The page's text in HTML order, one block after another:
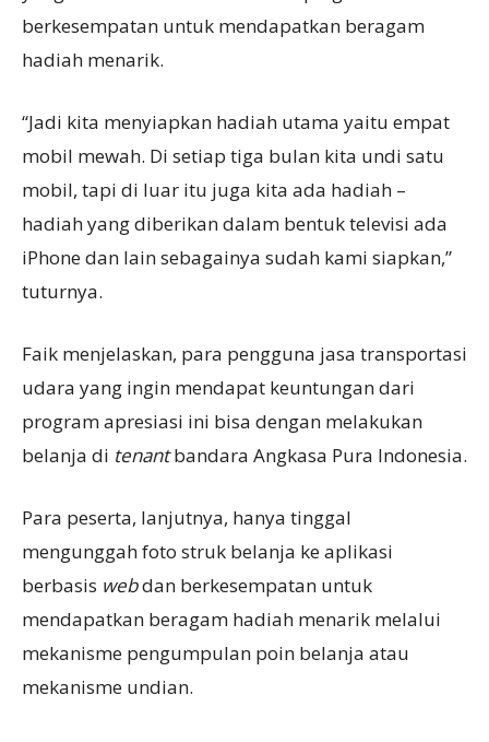
berkesempatan untuk mendapatkan beragam
hadiah menarik.
“Jadi kita menyiapkan hadiah utama yaitu empat
mobil mewah. Di setiap tiga bulan kita undi satu
mobil, tapi di luar itu juga kita ada hadiah –
hadiah yang diberikan dalam bentuk televisi ada
iPhone dan lain sebagainya sudah kami siapkan,”
tuturnya.
Faik menjelaskan, para pengguna jasa transportasi
udara yang ingin mendapat keuntungan dari
program apresiasi ini bisa dengan melakukan
belanja di tenantbandara Angkasa Pura Indonesia.
Para peserta, lanjutnya, hanya tinggal
mengunggah foto struk belanja ke aplikasi
berbasis webdan berkesempatan untuk
mendapatkan beragam hadiah menarik melalui
mekanisme pengumpulan poin belanja atau
mekanisme undian.